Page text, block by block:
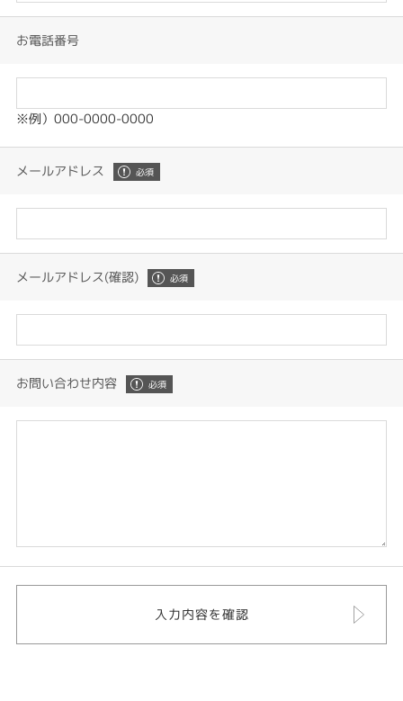
お電話番号
※例）000-0000-0000
メールアドレス
メールアドレス(確認)
お問い合わせ内容